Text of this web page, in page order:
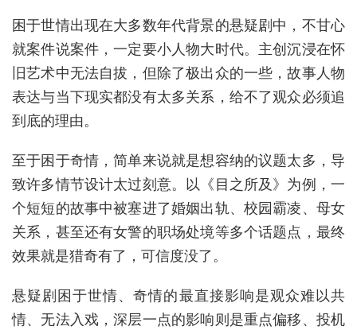
困于世情出现在大多数年代背景的悬疑剧中，不甘心
就案件说案件，一定要小人物大时代。主创沉浸在怀
旧艺术中无法自拔，但除了极出众的一些，故事人物
表达与当下现实都没有太多关系，给不了观众必须追
到底的理由。
至于困于奇情，简单来说就是想容纳的议题太多，导
致许多情节设计太过刻意。以《目之所及》为例，一
个短短的故事中被塞进了婚姻出轨、校园霸凌、母女
关系，甚至还有女警的职场处境等多个话题点，最终
效果就是猎奇有了，可信度没了。
悬疑剧困于世情、奇情的最直接影响是观众难以共
情、无法入戏，深层一点的影响则是重点偏移、投机